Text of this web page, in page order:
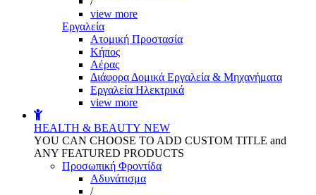
view more
Εργαλεία
Aτομική Προστασία
Kήπος
Αέρας
Διάφορα Δομικά Εργαλεία & Μηχανήματα
Εργαλεία Ηλεκτρικά
view more
HEALTH & BEAUTY NEW
YOU CAN CHOOSE TO ADD CUSTOM TITLE and
ANY FEATURED PRODUCTS
Προσωπική Φροντίδα
Αδυνάτισμα
/